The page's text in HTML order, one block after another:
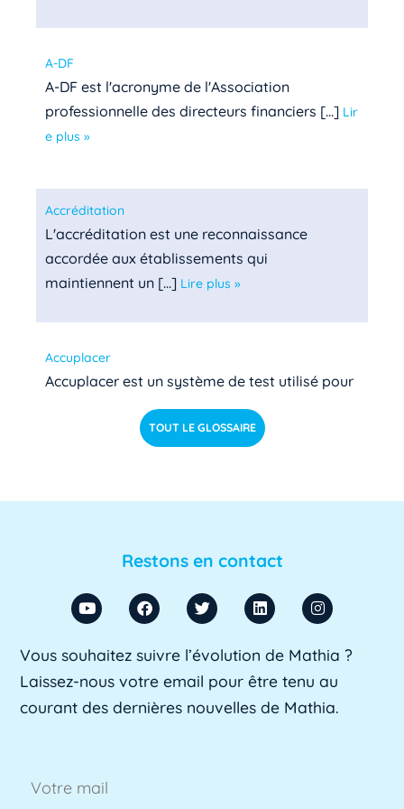
A-DF
A-DF est l'acronyme de l'Association
professionnelle des directeurs financiers [...] Lir
e plus »
Accréditation
L'accréditation est une reconnaissance
accordée aux établissements qui
maintiennent un [...] Lire plus »
Accuplacer
Accuplacer est un système de test utilisé pour
déterminer si les étudiants de niveau [...]
ACU
d'Université. Il s'agit d'un fonctionnaire chargé
ADA SUP
ADA SUP est l'acronyme de l'Association
professionnelle des directeurs d'achats des [...]
ADSI
TOUT LE GLOSSAIRE
Restons en contact
Vous souhaitez suivre l’évolution de Mathia ?
Laissez-nous votre email pour être tenu au
courant des dernières nouvelles de Mathia.